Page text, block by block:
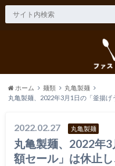
ホーム 麺類
丸亀製麺
丸亀製麺、2022年3月1日の「釜揚
2022.02.27 丸亀製麺
丸亀製麺、2022年
額セール」は休止